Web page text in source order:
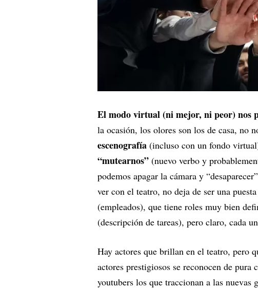
El modo virtual (ni mejor, ni peor) nos
la ocasión, los olores son los de casa, no
escenografía (incluso con un fondo
“mutearnos” (nuevo verbo y
podemos apagar la cámara y
ver con el teatro, no deja de ser una
(empleados), que tiene roles muy bien
(descripción de tareas), pero claro, cada
Hay actores que brillan en el teatro, pero
actores prestigiosos se reconocen de
youtubers los que traccionan a las nuevas